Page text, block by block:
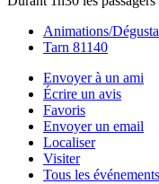
Animations/
Tarn 81140
Envoyer à un ami
Écrire un avis
Favoris
Envoyer un email
Localiser
Visiter
Tous les événements